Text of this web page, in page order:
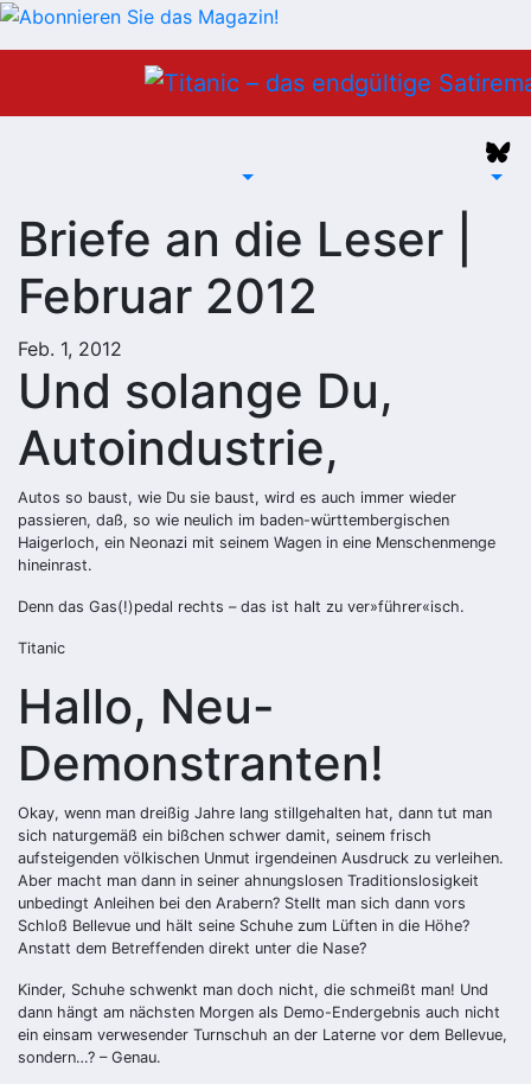
Briefe an die Leser |
Februar 2012
Feb. 1, 2012
Und solange Du,
Autoindustrie,
Autos so baust, wie Du sie baust, wird es auch immer wieder
passieren, daß, so wie neulich im baden-württembergischen
Haigerloch, ein Neonazi mit seinem Wagen in eine Menschenmenge
hineinrast.
Denn das Gas(!)pedal rechts – das ist halt zu ver»führer«isch.
Titanic
Hallo, Neu-
Demonstranten!
Okay, wenn man dreißig Jahre lang stillgehalten hat, dann tut man
sich naturgemäß ein bißchen schwer damit, seinem frisch
aufsteigenden völkischen Unmut irgendeinen Ausdruck zu verleihen.
Aber macht man dann in seiner ahnungslosen Traditionslosigkeit
unbedingt Anleihen bei den Arabern? Stellt man sich dann vors
Schloß Bellevue und hält seine Schuhe zum Lüften in die Höhe?
Anstatt dem Betreffenden direkt unter die Nase?
Kinder, Schuhe schwenkt man doch nicht, die schmeißt man! Und
dann hängt am nächsten Morgen als Demo-Endergebnis auch nicht
ein einsam verwesender Turnschuh an der Laterne vor dem Bellevue,
sondern…? – Genau.